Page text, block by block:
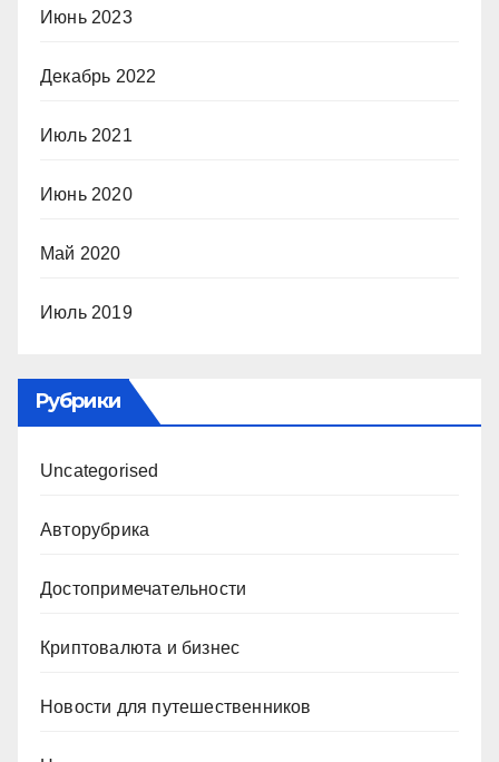
Июнь 2023
Декабрь 2022
Июль 2021
Июнь 2020
Май 2020
Июль 2019
Рубрики
Uncategorised
Авторубрика
Достопримечательности
Криптовалюта и бизнес
Новости для путешественников